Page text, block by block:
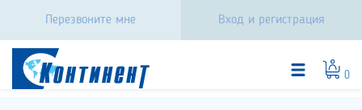
Перезвоните мне Вход и регистрация
0